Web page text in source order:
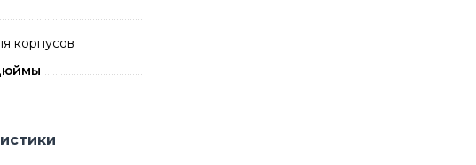
корпусов